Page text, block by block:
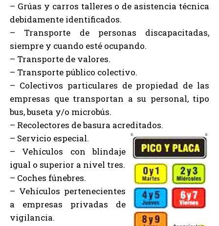
– Grúas y carros talleres o de asistencia técnica
debidamente identificados.
– Transporte de personas discapacitadas,
siempre y cuando esté ocupando.
– Transporte de valores.
– Transporte público colectivo.
– Colectivos particulares de propiedad de las
empresas que transportan a su personal, tipo
bus, buseta y/o microbús.
– Recolectores de basura acreditados.
– Servicio especial.
– Vehículos con blindaje
igual o superior a nivel tres.
– Coches fúnebres.
– Vehículos pertenecientes
a empresas privadas de
vigilancia.